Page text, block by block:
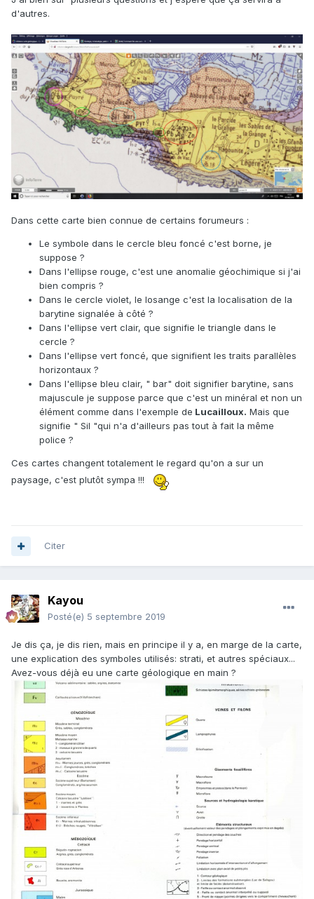
d'autres.
Dans cette carte bien connue de certains forumeurs :
Le symbole dans le cercle bleu foncé c'est borne, je
suppose ?
Dans l'ellipse rouge, c'est une anomalie géochimique si j'ai
bien compris ?
Dans le cercle violet, le losange c'est la localisation de la
barytine signalée à côté ?
Dans l'ellipse vert clair, que signifie le triangle dans le
cercle ?
Dans l'ellipse vert foncé, que signifient les traits parallèles
horizontaux ?
Dans l'ellipse bleu clair, " bar" doit signifier barytine, sans
majuscule je suppose parce que c'est un minéral et non un
élément comme dans l'exemple de Lucailloux. Mais que
signifie " Sil "qui n'a d'ailleurs pas tout à fait la même
police ?
Ces cartes changent totalement le regard qu'on a sur un
paysage, c'est plutôt sympa !!!
Citer
Kayou
Posté(e) 5 septembre 2019
Je dis ça, je dis rien, mais en principe il y a, en marge de la carte,
une explication des symboles utilisés: strati, et autres spéciaux...
Avez-vous déjà eu une carte géologique en main ?